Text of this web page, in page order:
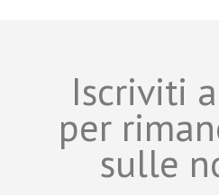
Iscriviti
per
sulle